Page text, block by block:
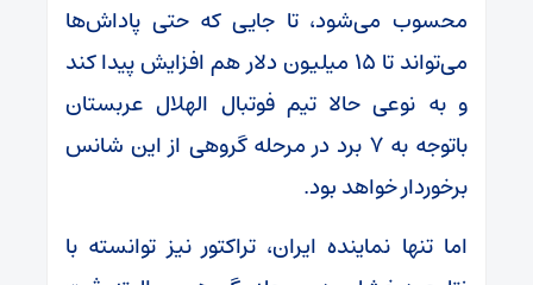
محسوب می‌شود، تا جایی که حتی پاداش‌ها
می‌تواند تا ۱۵ میلیون دلار هم افزایش پیدا کند
و به نوعی حالا تیم فوتبال الهلال عربستان
باتوجه به ۷ برد در مرحله گروهی از این شانس
برخوردار خواهد بود.
اما تنها نماینده ایران، تراکتور نیز توانسته با